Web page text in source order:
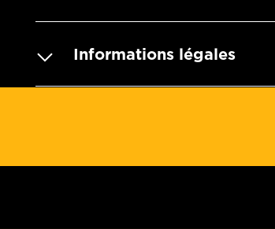
Informations légales